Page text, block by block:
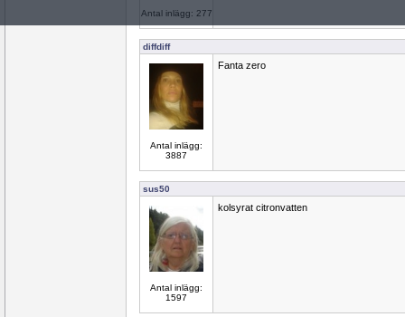
Antal inlägg: 277
diffdiff
Antal inlägg:
3887
Fanta zero
sus50
Antal inlägg:
1597
kolsyrat citronvatten